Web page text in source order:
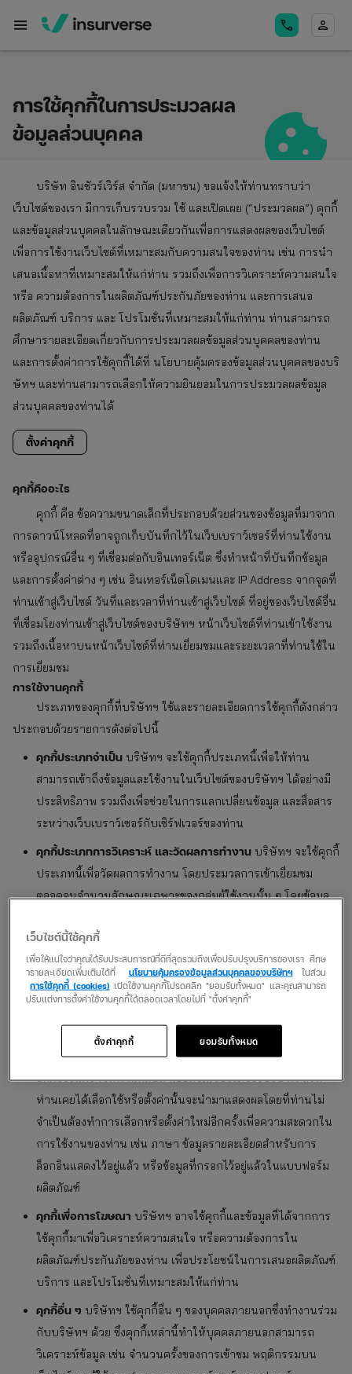
menu call person
การใช้คุกกี้ในการประมวลผล
ข้อมูลส่วนบุคคล
บริษัท อินชัวร์เวิร์ส จำกัด (มหาชน) ขอแจ้งให้ท่านทราบว่า
เว็บไซต์ของเรา มีการเก็บรวบรวม ใช้ และเปิดเผย (“ประมวลผล”) คุกกี้
และข้อมูลส่วนบุคคลในลักษณะเดียวกันเพื่อการแสดงผลของเว็บไซต์
เพื่อการใช้งานเว็บไซต์ที่เหมาะสมกับความสนใจของท่าน เช่น การนำ
เสนอเนื้อหาที่เหมาะสมให้แก่ท่าน รวมถึงเพื่อการวิเคราะห์ความสนใจ
หรือ ความต้องการในผลิตภัณฑ์ประกันภัยของท่าน และการเสนอ
ผลิตภัณฑ์ บริการ และ โปรโมชั่นที่เหมาะสมให้แก่ท่าน ท่านสามารถ
ศึกษารายละเอียดเกี่ยวกับการประมวลผลข้อมูลส่วนบุคคลของท่าน
และการตั้งค่าการใช้คุกกี้ได้ที่ นโยบายคุ้มครองข้อมูลส่วนบุคคลของบริ
ษัทฯ และท่านสามารถเลือกให้ความยินยอมในการประมวลผลข้อมูล
ส่วนบุคคลของท่านได้
ตั้งค่าคุกกี้
คุกกี้คืออะไร
คุกกี้ คือ ข้อความขนาดเล็กที่ประกอบด้วยส่วนของข้อมูลที่มาจาก
การดาวน์โหลดที่อาจถูกเก็บบันทึกไว้ในเว็บเบราว์เซอร์ที่ท่านใช้งาน
หรืออุปกรณ์อื่น ๆ ที่เชื่อมต่อกับอินเทอร์เน็ต ซึ่งทำหน้าที่บันทึกข้อมูล
และการตั้งค่าต่าง ๆ เช่น อินเทอร์เน็ตโดเมนและ IP Address จากจุดที่
ท่านเข้าสู่เว็บไซต์ วันที่และเวลาที่ท่านเข้าสู่เว็บไซต์ ที่อยู่ของเว็บไซต์อื่น
ที่เชื่อมโยงท่านเข้าสู่เว็บไซต์ของบริษัทฯ หน้าเว็บไซต์ที่ท่านเข้าใช้งาน
รวมถึงเนื้อหาบนหน้าเว็บไซต์ที่ท่านเยี่ยมชมและระยะเวลาที่ท่านใช้ใน
การเยี่ยมชม
การใช้งานคุกกี้
ประเภทของคุกกี้ที่บริษัทฯ ใช้และรายละเอียดการใช้คุกกี้ดังกล่าว
ประกอบด้วยรายการดังต่อไปนี้
คุกกี้ประเภทจำเป็น บริษัทฯ จะใช้คุกกี้ประเภทนี้เพื่อให้ท่าน
สามารถเข้าถึงข้อมูลและใช้งานในเว็บไซต์ของบริษัทฯ ได้อย่างมี
ประสิทธิภาพ รวมถึงเพื่อช่วยในการแลกเปลี่ยนข้อมูล และสื่อสาร
ระหว่างเว็บเบราว์เซอร์กับเซิร์ฟเวอร์ของท่าน
คุกกี้ประเภทการวิเคราะห์ และวัดผลการทำงาน บริษัทฯ จะใช้คุกกี้
ประเภทนี้เพื่อวัดผลการทำงาน โดยประมวลการเข้าเยี่ยมชม
ตลอดจนจำนวนลักษณะเฉพาะของกลุ่มผู้ใช้งานนั้น ๆ โดยข้อมูล
งานทำให้บริษัทฯ ทราบถึงพฤติกรรมในการเยี่ยมชมเว็บไซต์ เพื่อ
นำมาปรับปรุงการทำงานของเว็บไซต์ให้มีคุณภาพดีขึ้นและมี
ความเหมาะสมมากขึ้น
คุณลักษณะต่าง ๆ ที่ท่านได้เลือกหรือตั้งค่าในขณะใช้งานใน
เว็บไซต์ของบริษัทฯ ข้อมูลที่ถูกบันทึกไว้เหล่านี้จะถูกนำกลับมาใช้
อีกครั้งในคราวที่ท่านกลับมาเยี่ยมชมเว็บไซต์ของบริษัทฯ สิ่งที่
ท่านเคยได้เลือกใช้หรือตั้งค่านั้นจะนำมาแสดงผลโดยที่ท่านไม่
จำเป็นต้องทำการเลือกหรือตั้งค่าใหม่อีกครั้งเพื่อความสะดวกใน
การใช้งานของท่าน เช่น ภาษา ข้อมูลรายละเอียดสำหรับการ
ล็อกอินแสดงไว้อยู่แล้ว หรือข้อมูลที่กรอกไว้อยู่แล้วในแบบฟอร์ม
ผลิตภัณฑ์
คุกกี้เพื่อการโฆษณา บริษัทฯ อาจใช้คุกกี้และข้อมูลที่ได้จากการ
ใช้คุกกี้มาเพื่อวิเคราะห์ความสนใจ หรือความต้องการใน
ผลิตภัณฑ์ประกันภัยของท่าน เพื่อประโยชน์ในการเสนอผลิตภัณฑ์
บริการ และโปรโมชั่นที่เหมาะสมให้แก่ท่าน
คุกกี้อื่น ๆ บริษัทฯ ใช้คุกกี้อื่น ๆ ของบุคคลภายนอกซึ่งทำงานร่วม
กับบริษัทฯ ด้วย ซึ่งคุกกี้เหล่านี้ทำให้บุคคลภายนอกสามารถ
วิเคราะห์ข้อมูล เช่น จำนวนครั้งของการเข้าชม พฤติกรรมบน
เว็บไซต์นี้ใช้คุกกี้
เพื่อให้แน่ใจว่าคุณได้รับประสบการณ์ที่ดีที่สุดรวมถึงเพื่อปรับปรุงบริการของเรา ศึกษ
ารายละเอียดเพิ่มเติมได้ที่
นโยบายคุ้มครองข้อมูลส่วนบุคคลของบริษัทฯในส่วน
การใช้คุกกี้ (cookies) เปิดใช้งานคุกกี้โปรดคลิก "ยอมรับทั้งหมด" และคุณสามารถ
ปรับแต่งการตั้งค่าใช้งานคุกกี้ได้ตลอดเวลาโดยไปที่ "ตั้งค่าคุกกี้"
ยอมรับทั้งหมด
ตั้งค่าคุกกี้